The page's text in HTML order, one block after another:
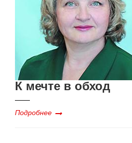
К мечте в обход
Подробнее